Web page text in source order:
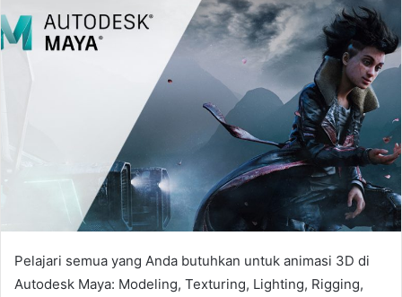
n
Pelajari semua yang Anda butuhkan untuk animasi 3D di
Autodesk Maya: Modeling, Texturing, Lighting, Rigging,